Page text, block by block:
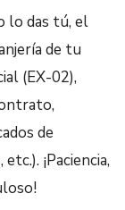
lo das tú, el
de tu
(EX-02),
de
¡Paciencia,